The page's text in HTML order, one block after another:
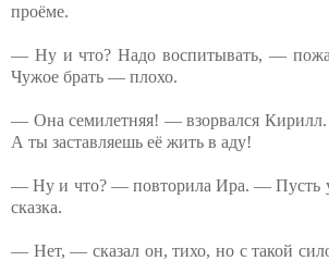
проёме.
— Ну и что? Надо воспитывать, —
Чужое брать — плохо.
— Она семилетняя! — взорвался
А ты заставляешь её жить в аду!
— Ну и что? — повторила Ира. — Пусть
сказка.
— Нет, — сказал он, тихо, но с такой